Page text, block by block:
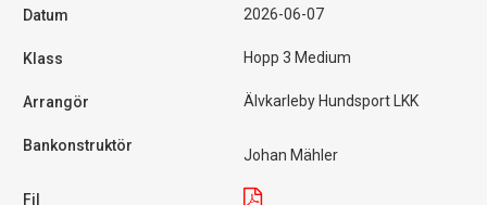
2026-06-07
Hopp 3 Medium
Älvkarleby Hundsport LKK
Johan Mähler